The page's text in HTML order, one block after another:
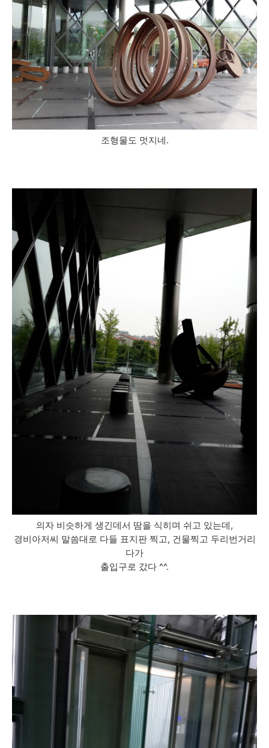
조형물도 멋지네.
의자 비슷하게 생긴데서 땀을 식히며 쉬고 있는데,
경비아저씨 말씀대로 다들 표지판 찍고, 건물찍고 두리번거리
다가
출입구로 갔다 ^^.